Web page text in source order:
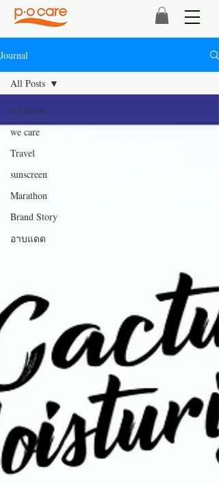
Journal
All Posts
we care
Travel
sunscreen
Marathon
Brand Story
อาบแดด
All Posts